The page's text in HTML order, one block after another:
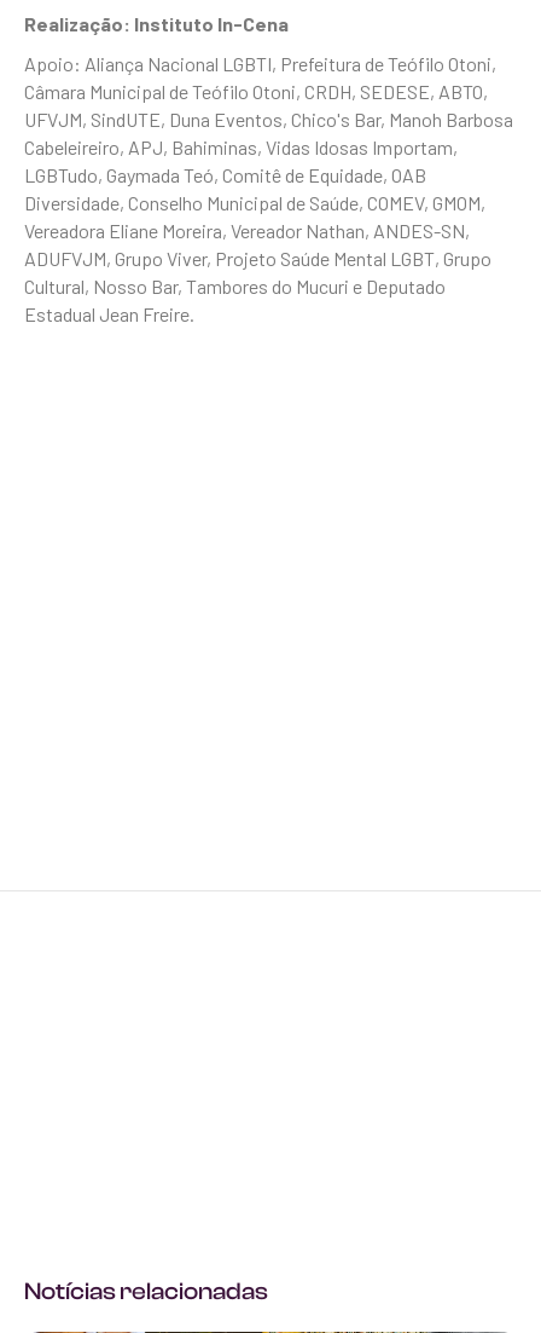
Realização: Instituto In-Cena
Apoio: Aliança Nacional LGBTI, Prefeitura de Teófilo Otoni,
Câmara Municipal de Teófilo Otoni, CRDH, SEDESE, ABTO,
UFVJM, SindUTE, Duna Eventos, Chico's Bar, Manoh Barbosa
Cabeleireiro, APJ, Bahiminas, Vidas Idosas Importam,
LGBTudo, Gaymada Teó, Comitê de Equidade, OAB
Diversidade, Conselho Municipal de Saúde, COMEV, GMOM,
Vereadora Eliane Moreira, Vereador Nathan, ANDES-SN,
ADUFVJM, Grupo Viver, Projeto Saúde Mental LGBT, Grupo
Cultural, Nosso Bar, Tambores do Mucuri e Deputado
Estadual Jean Freire.
Notícias relacionadas